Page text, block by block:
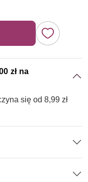
zł na
się od 8,99 zł